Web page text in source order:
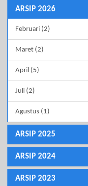
ARSIP 2026
Februari (2)
Maret (2)
April (5)
Juli (2)
Agustus (1)
ARSIP 2025
ARSIP 2024
ARSIP 2023